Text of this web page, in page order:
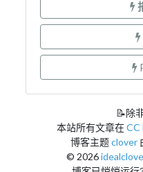
📝除
本站所有文章在CC
博客主题clover
© 2026